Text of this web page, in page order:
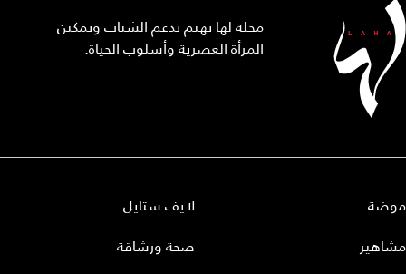
مجلة لها تهتم بدعم الشباب وتمكين
المرأة العصرية وأسلوب الحياة.
موضة
مشاهير
لايف ستايل
صحة ورشاقة